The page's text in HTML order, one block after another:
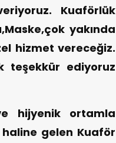
Kuaförlük
yakında
hizmet vereceğiz.
teşekkür ediyoruz
hijyenik ortamla
gelen Kuaför